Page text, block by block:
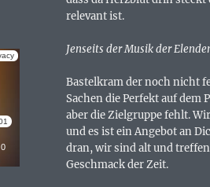
relevant ist.
Jenseits der Musik der
Bastelkram der noch nicht
Sachen die Perfekt auf dem
aber die Zielgruppe fehlt.
und es ist ein Angebot an
dran, wir sind alt und
Geschmack der Zeit.